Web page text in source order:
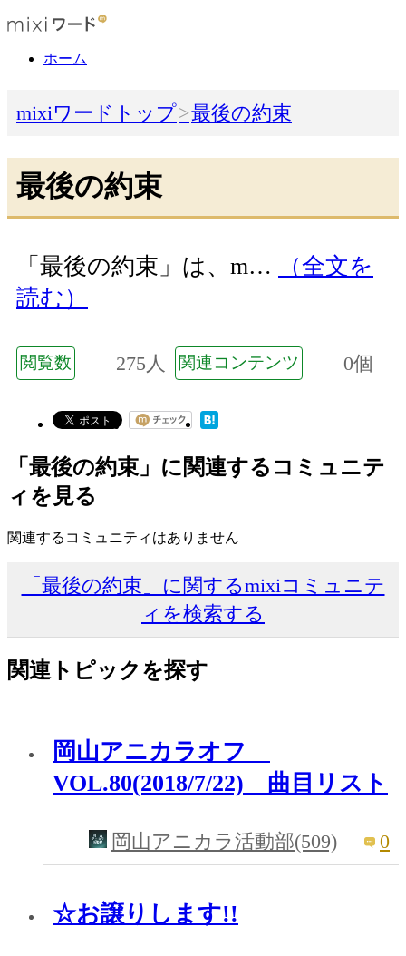
ホーム
mixiワードトップ 最後の約束
最後の約束
「最後の約束」は、m…
（全文を
読む）
閲覧数 275人 関連コンテンツ 0個
「最後の約束」に関連するコミュニテ
ィを見る
関連するコミュニティはありません
「最後の約束」に関するmixiコミュニテ
ィを検索する
関連トピックを探す
岡山アニカラオフ
VOL.80(2018/7/22) 曲目リスト
岡山アニカラ活動部(509) 0
☆お譲りします!!